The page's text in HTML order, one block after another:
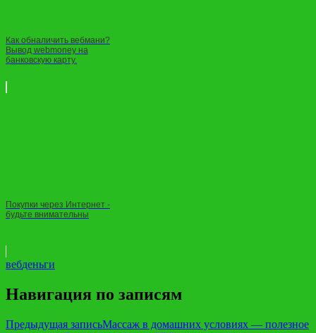
Как обналичить вебмани?
Вывод webmoney на
банковскую карту.
Покупки через Интернет -
будьте внимательны
вебденьги
Навигация по записям
Предыдущая записьМассаж в домашних условиях — полезное